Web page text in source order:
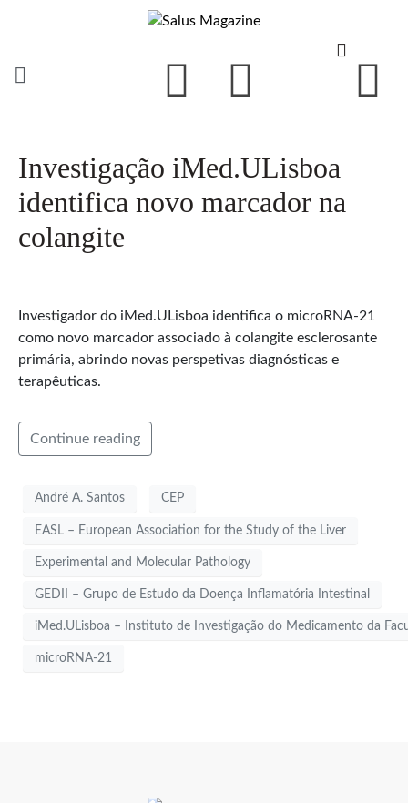
Investigação iMed.ULisboa
identifica novo marcador na
colangite
Investigador do iMed.ULisboa identifica o microRNA-21
como novo marcador associado à colangite esclerosante
primária, abrindo novas perspetivas diagnósticas e
terapêuticas.
Continue reading
André A. Santos CEP
EASL – European Association for the Study of the Liver
Experimental and Molecular Pathology
GEDII – Grupo de Estudo da Doença Inflamatória Intestinal
iMed.ULisboa – Instituto de Investigação do Medicamento da
microRNA-21